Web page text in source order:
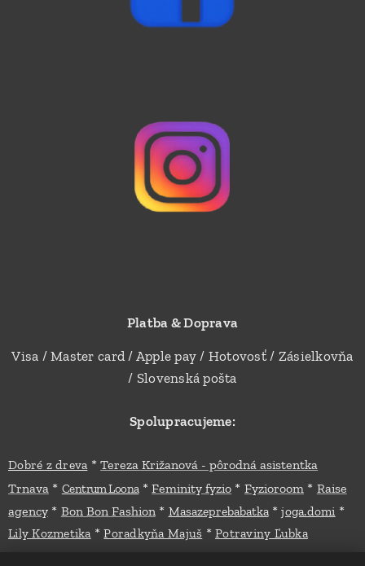
Platba & Doprava
Visa / Master card / Apple pay / Hotovosť / Zásielkovňa
/ Slovenská pošta
Spolupracujeme:
Dobré z dreva*Tereza Križanová - pôrodná asistentka
Trnava * Centrum Loona *Feminity fyzio * Fyzioroom* Raise
agency * Bon Bon Fashion* Masazeprebabatka*joga.domi *
Lily Kozmetika*Poradkyňa Majuš *Potraviny Ľubka